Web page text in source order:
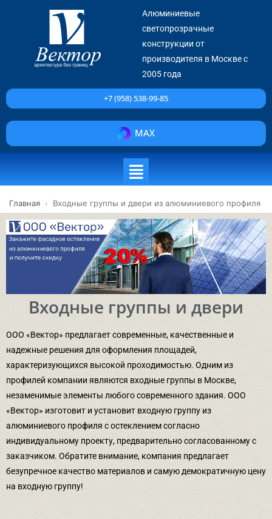
Алюминиевые
светопрозрачные
конструкции от
производителя в Москве с
2005 года
+7 (958) 538-99-85
MAX
Главная › Входные группы и двери из алюминиевого профиля
Входные группы и двери
ООО «Вектор» предлагает современные, качественные и
надежные решения для оформления площадей,
характеризующихся высокой проходимостью. Одним из
профилей компании являются входные группы в Москве,
незаменимые элементы любого современного здания. ООО
«Вектор» изготовит и установит входную группу из
алюминиевого профиля с остеклением согласно
индивидуальному проекту, предварительно согласованному с
заказчиком. Обратите внимание, компания предлагает
безупречное качество материалов и самую демократичную цену
на входную группу!